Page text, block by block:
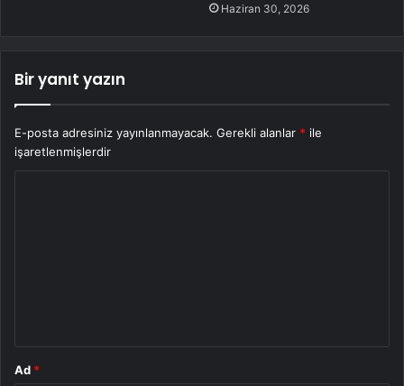
Haziran 30, 2026
Bir yanıt yazın
E-posta adresiniz yayınlanmayacak. Gerekli alanlar * ile
işaretlenmişlerdir
Ad *